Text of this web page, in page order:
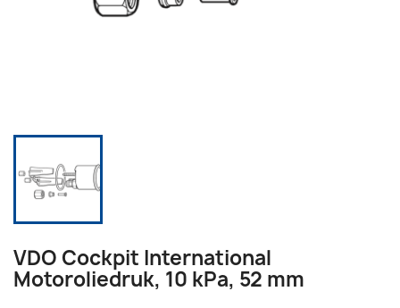
VDO Cockpit International
Motoroliedruk, 10 kPa, 52 mm